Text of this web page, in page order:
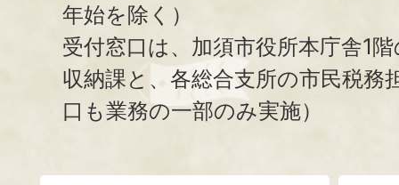
年始を除く）
受付窓口は、加須市役所本庁舎1
収納課と、 各総合支所の市民税務
口も業務の一部のみ実施）